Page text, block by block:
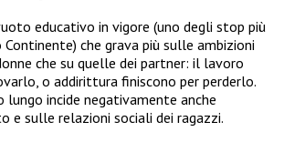
educativo in vigore (uno degli stop più
Continente) che grava più sulle ambizioni
che su quelle dei partner: il lavoro
o addirittura finiscono per perderlo.
lungo incide negativamente anche
e sulle relazioni sociali dei ragazzi.